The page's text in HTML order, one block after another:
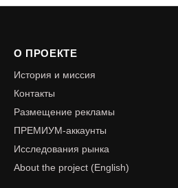
О ПРОЕКТЕ
История и миссия
Контакты
Размещение рекламы
ПРЕМИУМ-аккаунты
Исследования рынка
About the project (English)